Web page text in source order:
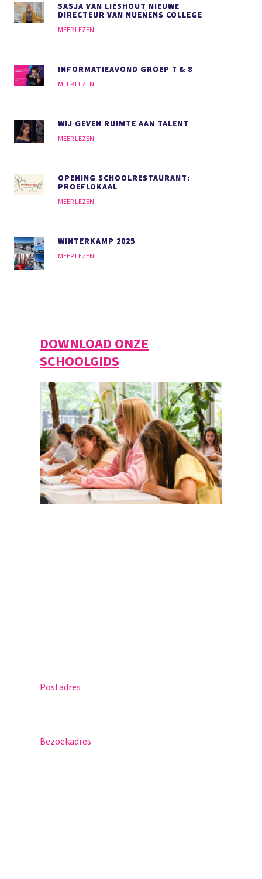
SASJA VAN LIESHOUT NIEUWE
DIRECTEUR VAN NUENENS COLLEGE
MEER LEZEN
INFORMATIEAVOND GROEP 7 & 8
MEER LEZEN
WIJ GEVEN RUIMTE AAN TALENT
MEER LEZEN
OPENING SCHOOLRESTAURANT:
PROEFLOKAAL
MEER LEZEN
WINTERKAMP 2025
MEER LEZEN
DOWNLOAD ONZE
SCHOOLGIDS
Postadres
Bezoekadres